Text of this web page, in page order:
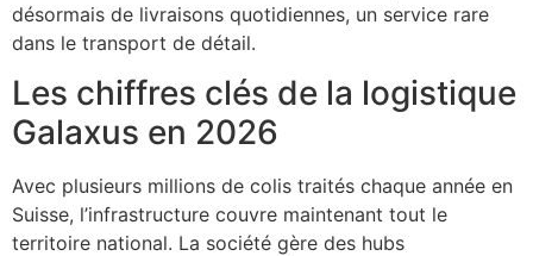
désormais de livraisons quotidiennes, un service rare
dans le transport de détail.
Les chiffres clés de la logistique
Galaxus en 2026
Avec plusieurs millions de colis traités chaque année en
Suisse, l’infrastructure couvre maintenant tout le
territoire national. La société gère des hubs